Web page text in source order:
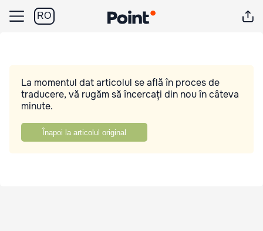
RO
La momentul dat articolul se află în proces de
traducere, vă rugăm să încercați din nou în câteva
minute.
Înapoi la articolul original